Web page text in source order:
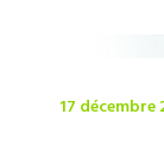
17 décembre